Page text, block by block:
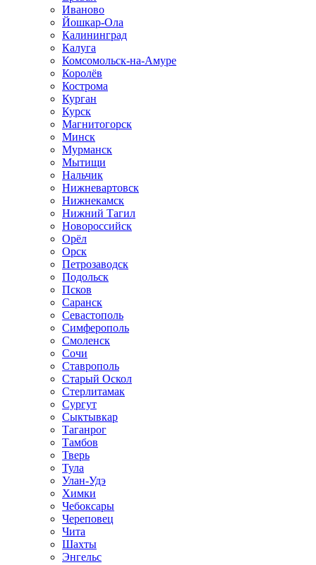
Иваново
Йошкар-Ола
Калининград
Калуга
Комсомольск-на-Амуре
Королёв
Кострома
Курган
Курск
Магнитогорск
Минск
Мурманск
Мытищи
Нальчик
Нижневартовск
Нижнекамск
Нижний Тагил
Новороссийск
Орёл
Орск
Петрозаводск
Подольск
Псков
Саранск
Севастополь
Симферополь
Смоленск
Сочи
Ставрополь
Старый Оскол
Стерлитамак
Сургут
Сыктывкар
Таганрог
Тамбов
Тверь
Тула
Улан-Удэ
Химки
Чебоксары
Череповец
Чита
Шахты
Энгельс